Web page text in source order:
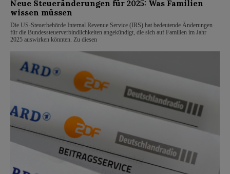
Neue Steueränderungen für 2025: Was Familien
wissen müssen
Die US-Steuerbehörde Internal Revenue Service (IRS) hat bedeutende Änderungen
für die Bundessteuerverbindlichkeiten angekündigt, die sich auf Familien im Jahr
2025 auswirken könnten. Zu diesen